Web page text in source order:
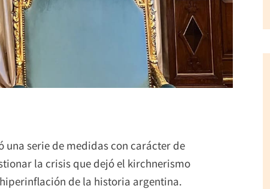
serie de medidas con carácter de
la crisis que dejó el kirchnerismo
de la historia argentina.